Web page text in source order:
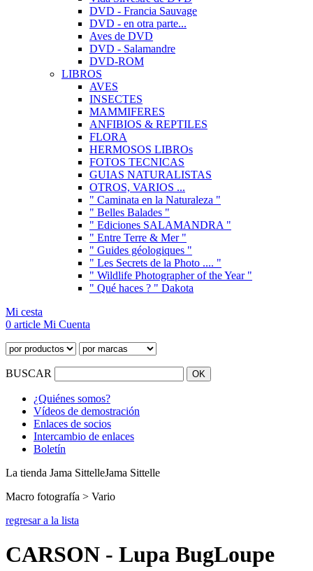
DVD - Francia Sauvage
DVD - en otra parte...
Aves de DVD
DVD - Salamandre
DVD-ROM
LIBROS
AVES
INSECTES
MAMMIFERES
ANFIBIOS & REPTILES
FLORA
HERMOSOS LIBROs
FOTOS TECNICAS
GUIAS NATURALISTAS
OTROS, VARIOS ...
" Caminata en la Naturaleza "
" Belles Balades "
" Ediciones SALAMANDRA "
" Entre Terre & Mer "
" Guides géologiques "
" Les Secrets de la Photo .... "
" Wildlife Photographer of the Year "
" Qué haces ? " Dakota
Mi cesta
0 article Mi Cuenta
BUSCAR
¿Quiénes somos?
Vídeos de demostración
Enlaces de socios
Intercambio de enlaces
Boletín
La tienda Jama SittelleJama Sittelle
Macro fotografía > Vario
regresar a la lista
CARSON - Lupa BugLoupe